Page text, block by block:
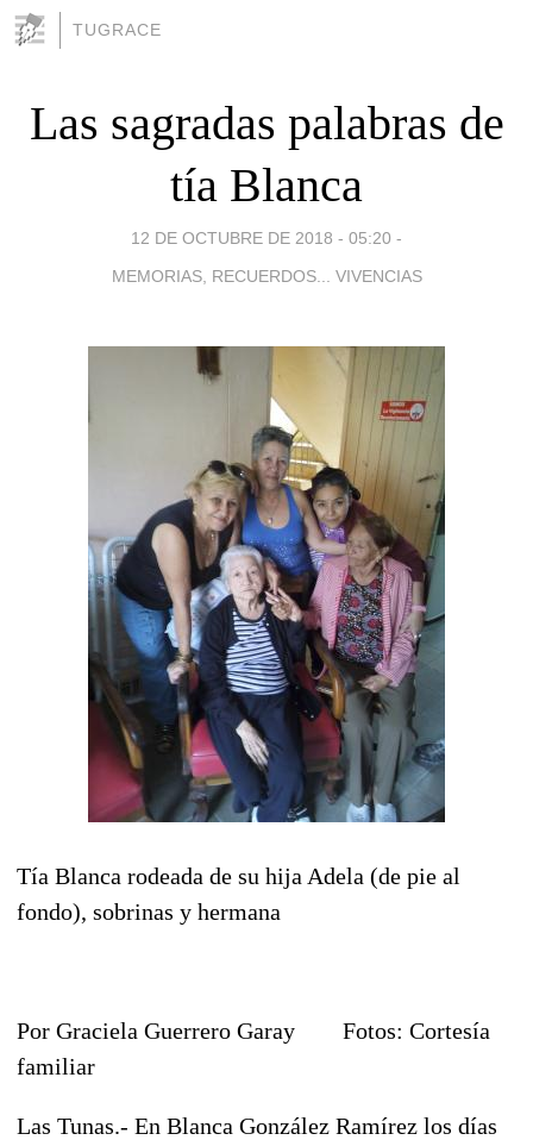
TUGRACE
Las sagradas palabras de
tía Blanca
12 DE OCTUBRE DE 2018 - 05:20 -
MEMORIAS, RECUERDOS... VIVENCIAS
Tía Blanca rodeada de su hija Adela (de pie al
fondo), sobrinas y hermana
Por Graciela Guerrero Garay Fotos: Cortesía
familiar
Las Tunas.- En Blanca González Ramírez los días